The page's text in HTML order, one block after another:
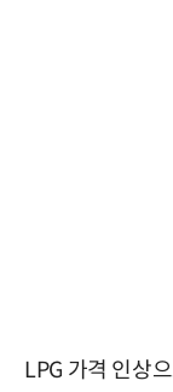
LPG 가격 인상